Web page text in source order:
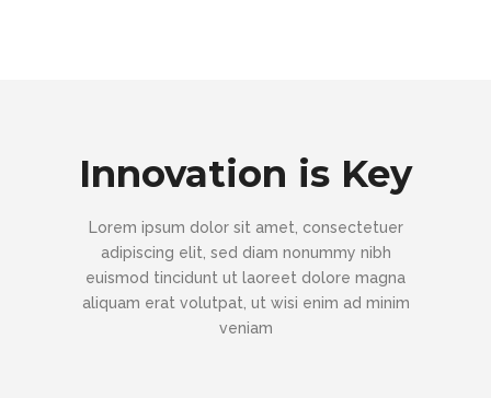
Innovation is Key
Lorem ipsum dolor sit amet, consectetuer
adipiscing elit, sed diam nonummy nibh
euismod tincidunt ut laoreet dolore magna
aliquam erat volutpat, ut wisi enim ad minim
veniam